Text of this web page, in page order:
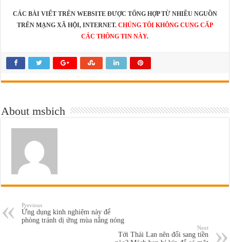
CÁC BÀI VIẾT TRÊN WEBSITE ĐƯỢC TỔNG HỢP TỪ NHIỀU NGUỒN
TRÊN MẠNG XÃ HỘI, INTERNET. CHÚNG TÔI KHÔNG CUNG CẤP
CÁC THÔNG TIN NÀY.
About msbich
Previous
Ứng dụng kinh nghiệm này để
phòng tránh dị ứng mùa nắng nóng
Next
Tới Thái Lan nên đổi sang tiền